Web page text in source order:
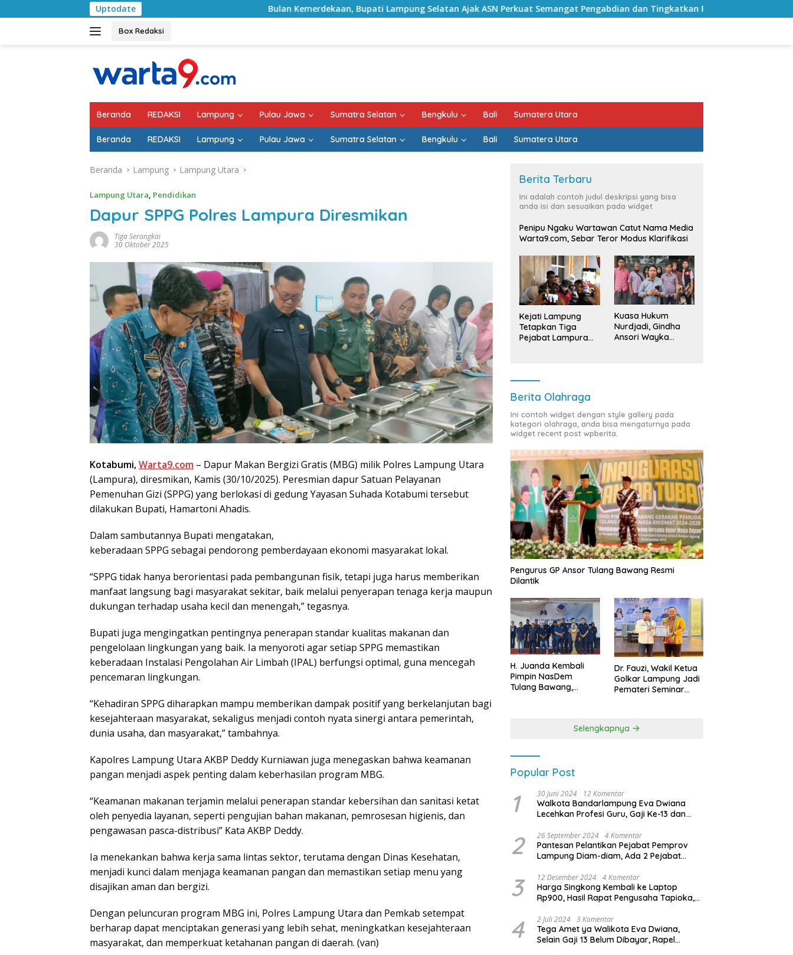
ke
Uptodate Bulan Kemerdekaan, Bupati Lampung Selatan Ajak ASN Perkuat Semangat Pengabdian dan Tingkatkan Pelayanan Publik
Box Redaksi
Beranda REDAKSI Lampung Pulau Jawa Sumatra Selatan Bengkulu Bali Sumatera Utara
Beranda REDAKSI Lampung Pulau Jawa Sumatra Selatan Bengkulu Bali Sumatera Utara
Beranda Lampung Lampung Utara
Lampung Utara, Pendidikan
Dapur SPPG Polres Lampura Diresmikan
Tiga Serangkai
30 Oktober 2025
Kotabumi,Warta9.com – Dapur Makan Bergizi Gratis (MBG) milik Polres Lampung Utara
(Lampura), diresmikan, Kamis (30/10/2025). Peresmian dapur Satuan Pelayanan
Pemenuhan Gizi (SPPG) yang berlokasi di gedung Yayasan Suhada Kotabumi tersebut
dilakukan Bupati, Hamartoni Ahadis.
Dalam sambutannya Bupati mengatakan,
keberadaan SPPG sebagai pendorong pemberdayaan ekonomi masyarakat lokal.
“SPPG tidak hanya berorientasi pada pembangunan fisik, tetapi juga harus memberikan
manfaat langsung bagi masyarakat sekitar, baik melalui penyerapan tenaga kerja maupun
dukungan terhadap usaha kecil dan menengah,” tegasnya.
Bupati juga mengingatkan pentingnya penerapan standar kualitas makanan dan
pengelolaan lingkungan yang baik. Ia menyoroti agar setiap SPPG memastikan
keberadaan Instalasi Pengolahan Air Limbah (IPAL) berfungsi optimal, guna mencegah
pencemaran lingkungan.
“Kehadiran SPPG diharapkan mampu memberikan dampak positif yang berkelanjutan bagi
kesejahteraan masyarakat, sekaligus menjadi contoh nyata sinergi antara pemerintah,
dunia usaha, dan masyarakat,” tambahnya.
Kapolres Lampung Utara AKBP Deddy Kurniawan juga menegaskan bahwa keamanan
pangan menjadi aspek penting dalam keberhasilan program MBG.
“Keamanan makanan terjamin melalui penerapan standar kebersihan dan sanitasi ketat
oleh penyedia layanan, seperti pengujian bahan makanan, pemrosesan higienis, dan
pengawasan pasca-distribusi” Kata AKBP Deddy.
Ia menekankan bahwa kerja sama lintas sektor, terutama dengan Dinas Kesehatan,
menjadi kunci dalam menjaga keamanan pangan dan memastikan setiap menu yang
disajikan aman dan bergizi.
Dengan peluncuran program MBG ini, Polres Lampung Utara dan Pemkab setempat
berharap dapat menciptakan generasi yang lebih sehat, meningkatkan kesejahteraan
masyarakat, dan memperkuat ketahanan pangan di daerah. (van)
Berita Terbaru
Ini adalah contoh judul deskripsi yang bisa
anda isi dan sesuaikan pada widget
Penipu Ngaku Wartawan Catut Nama Media
Warta9.com, Sebar Teror Modus Klarifikasi
Kejati Lampung
Tetapkan Tiga
Pejabat Lampura
Kuasa Hukum
Nurdjadi, Gindha
Ansori Wayka
Berita Olahraga
Ini contoh widget dengan style gallery pada
kategori olahraga, anda bisa mengaturnya pada
widget recent post wpberita.
Pengurus GP Ansor Tulang Bawang Resmi
Dilantik
H. Juanda Kembali
Pimpin NasDem
Tulang Bawang,
Dr. Fauzi, Wakil Ketua
Golkar Lampung Jadi
Pemateri Seminar
Kebangsaan
Selengkapnya
Popular Post
1 30 Juni 2024 12 Komentar
Walkota Bandarlampung Eva Dwiana
Lecehkan Profesi Guru, Gaji Ke-13 dan
2 26 September 2024 4 Komentar
Pantesan Pelantikan Pejabat Pemprov
Lampung Diam-diam, Ada 2 Pejabat
3 12 Desember 2024 4 Komentar
Harga Singkong Kembali ke Laptop
Rp900, Hasil Rapat Pengusaha Tapioka,
Lampung
4 2 Juli 2024 3 Komentar
Tega Amet ya Walikota Eva Dwiana,
Selain Gaji 13 Belum Dibayar, Rapel